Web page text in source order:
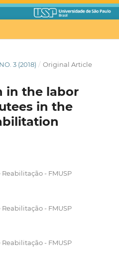
3 (2018) / Original Article
in the labor
in the
- FMUSP
- FMUSP
- FMUSP